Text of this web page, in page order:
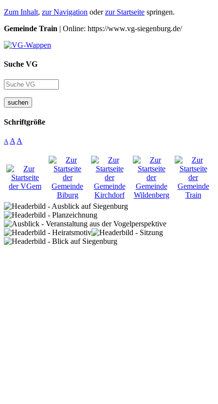
Zum Inhalt, zur Navigation oderzur Startseite springen.
Gemeinde Train | Online: https://www.vg-siegenburg.de/
Suche VG
suchen
Schriftgröße
A A A